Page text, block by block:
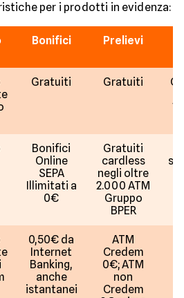
per i prodotti in evidenza:
Bonifici Prelievi
Gratuiti Gratuiti
Bonifici
Online
SEPA
Illimitati a
0€
Gratuiti
cardless
negli oltre
2.000 ATM
Gruppo
BPER
0,50€ da
Internet
Banking,
anche
istantanei
ATM
Credem
0€; ATM
non
Credem